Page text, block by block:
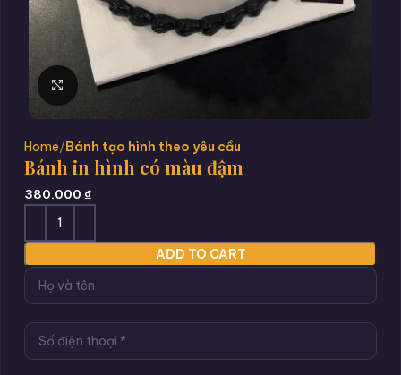
Click to enlarge
Home Bánh tạo hình theo yêu cầu
Bánh in hình có màu đậm
380.000 ₫
ADD TO CART